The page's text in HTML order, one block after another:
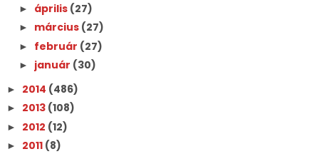
► április (27)
► március (27)
► február (27)
► január (30)
► 2014 (486)
► 2013 (108)
► 2012 (12)
► 2011 (8)